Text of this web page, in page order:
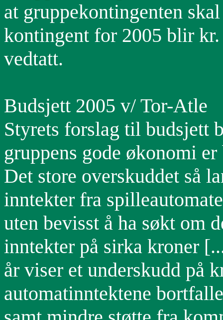
at gruppekontingenten
kontingent for 2005 blir
vedtatt.
Budsjett 2005 v/ Tor-Atle
Styrets forslag til budsjett
gruppens gode økonomi
Det store overskuddet så
inntekter fra
uten bevisst å ha søkt om
inntekter på sirka kroner
år viser et underskudd på
automatinntektene